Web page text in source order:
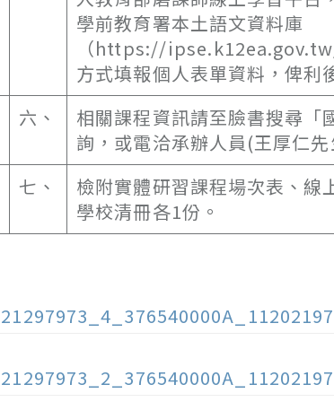
學前教育署本土語文資料庫
（https://
方式填報個人表單資料，俾利
六、
相關課程資訊請至臉書搜尋「
詢，或電洽承辦人員(王厚仁
七、
檢附實體研習課程場次表、線
學校清冊各1份。